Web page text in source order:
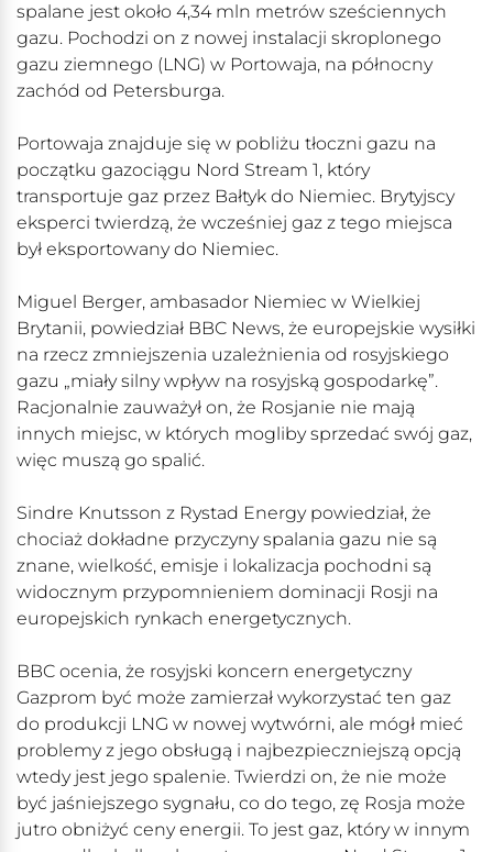
spalane jest około 4,34 mln metrów sześciennych
gazu. Pochodzi on z nowej instalacji skroplonego
gazu ziemnego (LNG) w Portowaja, na północny
zachód od Petersburga.
Portowaja znajduje się w pobliżu tłoczni gazu na
początku gazociągu Nord Stream 1, który
transportuje gaz przez Bałtyk do Niemiec. Brytyjscy
eksperci twierdzą, że wcześniej gaz z tego miejsca
był eksportowany do Niemiec.
Miguel Berger, ambasador Niemiec w Wielkiej
Brytanii, powiedział BBC News, że europejskie wysiłki
na rzecz zmniejszenia uzależnienia od rosyjskiego
gazu „miały silny wpływ na rosyjską gospodarkę”.
Racjonalnie zauważył on, że Rosjanie nie mają
innych miejsc, w których mogliby sprzedać swój gaz,
więc muszą go spalić.
Sindre Knutsson z Rystad Energy powiedział, że
chociaż dokładne przyczyny spalania gazu nie są
znane, wielkość, emisje i lokalizacja pochodni są
widocznym przypomnieniem dominacji Rosji na
europejskich rynkach energetycznych.
BBC ocenia, że rosyjski koncern energetyczny
Gazprom być może zamierzał wykorzystać ten gaz
do produkcji LNG w nowej wytwórni, ale mógł mieć
problemy z jego obsługą i najbezpieczniejszą opcją
wtedy jest jego spalenie. Twierdzi on, że nie może
być jaśniejszego sygnału, co do tego, zę Rosja może
jutro obniżyć ceny energii. To jest gaz, który w innym